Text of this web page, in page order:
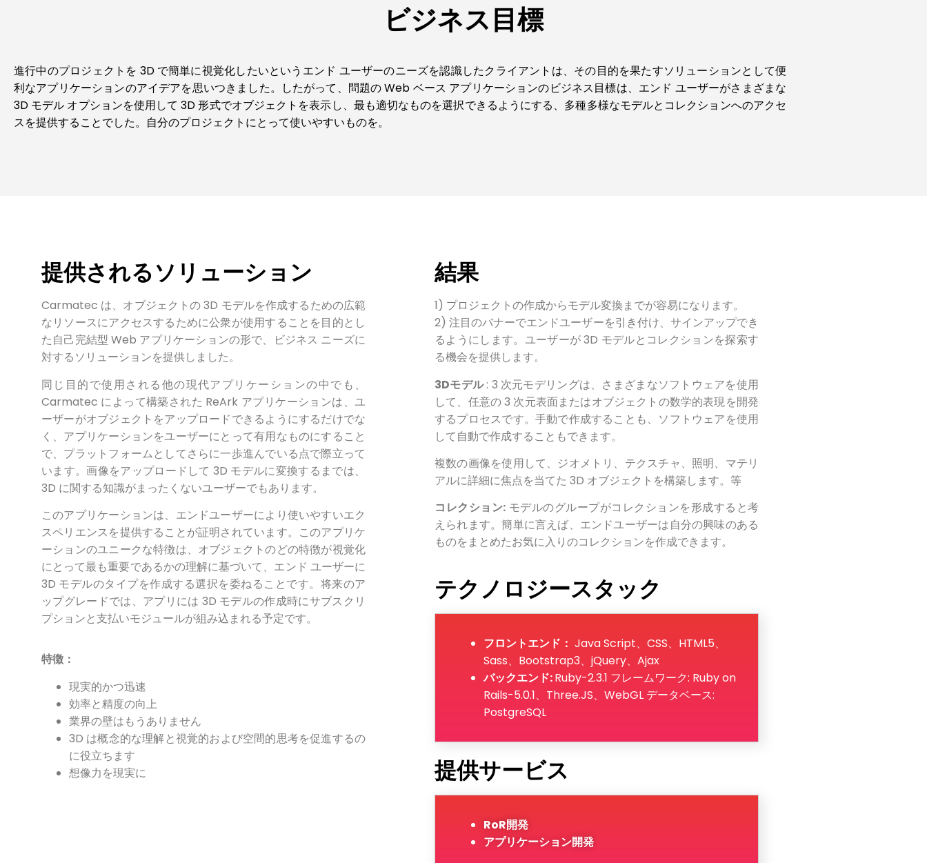
ビジネス目標
進行中のプロジェクトを 3D で簡単に視覚化したいというエンド ユーザーのニーズを認識したクライアントは、その目的を果たすソリューションとして便
利なアプリケーションのアイデアを思いつきました。したがって、問題の Web ベース アプリケーションのビジネス目標は、エンド ユーザーがさまざまな
3D モデル オプションを使用して 3D 形式でオブジェクトを表示し、最も適切なものを選択できるようにする、多種多様なモデルとコレクションへのアクセ
スを提供することでした。自分のプロジェクトにとって使いやすいものを。
提供されるソリューション
Carmatec は、オブジェクトの 3D モデルを作成するための広範
なリソースにアクセスするために公衆が使用することを目的とし
た自己完結型 Web アプリケーションの形で、ビジネス ニーズに
対するソリューションを提供しました。
同じ目的で使用される他の現代アプリケーションの中でも、
Carmatec によって構築された ReArk アプリケーションは、ユ
ーザーがオブジェクトをアップロードできるようにするだけでな
く、アプリケーションをユーザーにとって有用なものにすること
で、プラットフォームとしてさらに一歩進んでいる点で際立って
います。画像をアップロードして 3D モデルに変換するまでは、
3D に関する知識がまったくないユーザーでもあります。
このアプリケーションは、エンドユーザーにより使いやすいエク
スペリエンスを提供することが証明されています。このアプリケ
ーションのユニークな特徴は、オブジェクトのどの特徴が視覚化
にとって最も重要であるかの理解に基づいて、エンド ユーザーに
3D モデルのタイプを作成する選択を委ねることです。将来のア
ップグレードでは、アプリには 3D モデルの作成時にサブスクリ
プションと支払いモジュールが組み込まれる予定です。
特徴：
現実的かつ迅速
効率と精度の向上
業界の壁はもうありません
3D は概念的な理解と視覚的および空間的思考を促進するの
に役立ちます
想像力を現実に
結果
1) プロジェクトの作成からモデル変換までが容易になります。
2) 注目のバナーでエンドユーザーを引き付け、サインアップでき
るようにします。ユーザーが 3D モデルとコレクションを探索す
る機会を提供します。
3Dモデル: 3 次元モデリングは、さまざまなソフトウェアを使用
して、任意の 3 次元表面またはオブジェクトの数学的表現を開発
するプロセスです。手動で作成することも、ソフトウェアを使用
して自動で作成することもできます。
複数の画像を使用して、ジオメトリ、テクスチャ、照明、マテリ
アルに詳細に焦点を当てた 3D オブジェクトを構築します。等
コレクション: モデルのグループがコレクションを形成すると考
えられます。簡単に言えば、エンドユーザーは自分の興味のある
ものをまとめたお気に入りのコレクションを作成できます。
テクノロジースタック
フロントエンド： Java Script、CSS、HTML5、
Sass、Bootstrap3、jQuery、Ajax
バックエンド:Ruby-2.3.1 フレームワーク: Ruby on
Rails-5.0.1、Three.JS、WebGL データベース:
PostgreSQL
提供サービス
RoR開発
アプリケーション開発